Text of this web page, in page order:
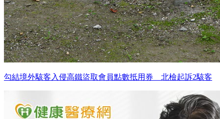
勾結境外駭客入侵高鐵盜取會員點數抵用券 北檢起訴2駭客